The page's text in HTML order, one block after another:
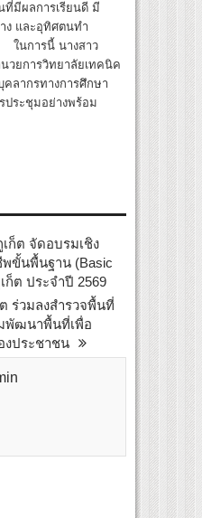
ที่มีผลการเรียนดี มี
ง และอุทิศตนทำ
นการนี้ นางสาว
วยการวิทยาลัยเทคนิค
ลากรทางการศึกษา
ประชุมอย่างพร้อม
ก็ต จัดอบรมเชิง
ขั้นพื้นฐาน (Basic
ก็ต ประจำปี 2569
ร่วมลงสำรวจพื้นที่
พัฒนาพื้นที่เพื่อ
งประชาชน